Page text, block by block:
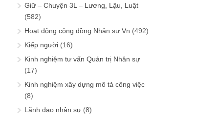
Giữ – Chuyện 3L – Lương, Lậu, Luật
(582)
Hoạt động cộng đồng Nhân sự Vn (492)
Kiếp người (16)
Kinh nghiệm tư vấn Quản trị Nhân sự
(17)
Kinh nghiệm xây dựng mô tả công việc
(8)
Lãnh đạo nhân sự (8)